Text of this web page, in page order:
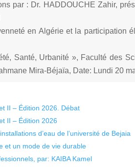
par : Dr. HADDOUCHE Zahir,
en Algérie et la participation
Santé, Urbanité », Faculté des
Mira-Béjaïa, Date: Lundi 20
II – Édition 2026. Débat
II – Édition 2026
d’eau de l’université de Bejaia
et un mode de vie durable
par: KAIBA Kamel